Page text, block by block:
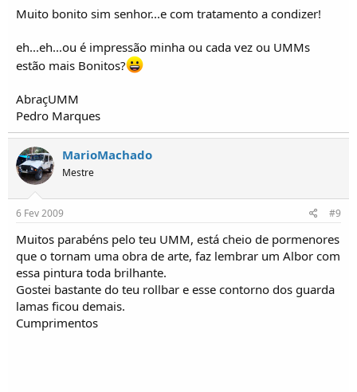
Muito bonito sim senhor...e com tratamento a condizer!
eh...eh...ou é impressão minha ou cada vez ou UMMs
estão mais Bonitos?
AbraçUMM
Pedro Marques
MarioMachado
Mestre
6 Fev 2009 #9
Muitos parabéns pelo teu UMM, está cheio de pormenores
que o tornam uma obra de arte, faz lembrar um Albor com
essa pintura toda brilhante.
Gostei bastante do teu rollbar e esse contorno dos guarda
lamas ficou demais.
Cumprimentos